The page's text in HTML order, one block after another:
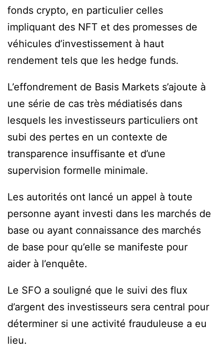
fonds crypto, en particulier celles
impliquant des NFT et des promesses de
véhicules d’investissement à haut
rendement tels que les hedge funds.
L’effondrement de Basis Markets s’ajoute à
une série de cas très médiatisés dans
lesquels les investisseurs particuliers ont
subi des pertes en un contexte de
transparence insuffisante et d’une
supervision formelle minimale.
Les autorités ont lancé un appel à toute
personne ayant investi dans les marchés de
base ou ayant connaissance des marchés
de base pour qu’elle se manifeste pour
aider à l’enquête.
Le SFO a souligné que le suivi des flux
d’argent des investisseurs sera central pour
déterminer si une activité frauduleuse a eu
lieu.